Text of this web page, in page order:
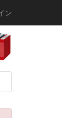
ン